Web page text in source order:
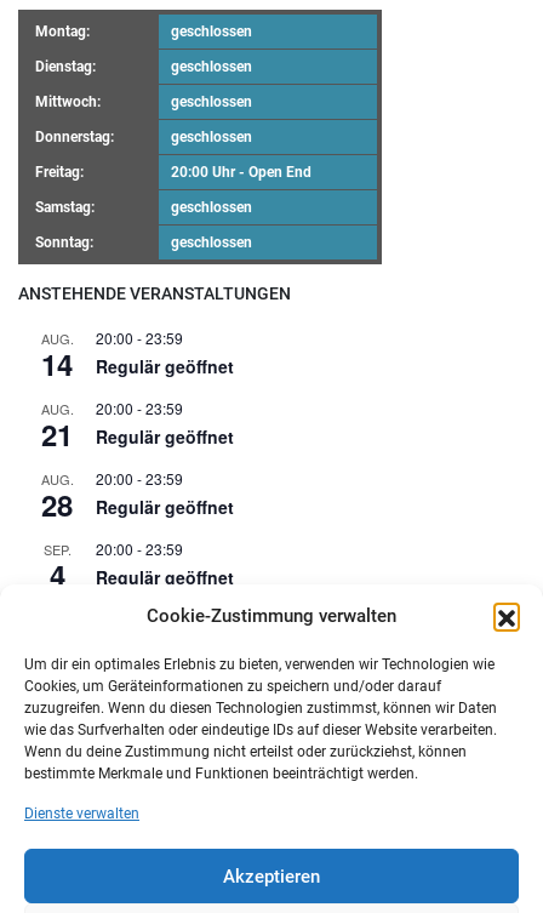
Cookie-Zustimmung verwalten
Um dir ein optimales Erlebnis zu bieten, verwenden wir Technologien wie
Cookies, um Geräteinformationen zu speichern und/oder darauf
zuzugreifen. Wenn du diesen Technologien zustimmst, können wir Daten
wie das Surfverhalten oder eindeutige IDs auf dieser Website verarbeiten.
Wenn du deine Zustimmung nicht erteilst oder zurückziehst, können
bestimmte Merkmale und Funktionen beeinträchtigt werden.
Dienste verwalten
Akzeptieren
Montag: geschlossen
Dienstag: geschlossen
Mittwoch: geschlossen
Donnerstag: geschlossen
Freitag: 20:00 Uhr - Open End
Samstag: geschlossen
Sonntag: geschlossen
ANSTEHENDE VERANSTALTUNGEN
AUG.
14
20:00 -23:59
Regulär geöffnet
AUG.
21
20:00 -23:59
Regulär geöffnet
AUG.
28
20:00 -23:59
Regulär geöffnet
SEP.
4
20:00 -23:59
Regulär geöffnet
23:59
Kalender anzeigen
NEUSTE BEITRÄGE
Maker Faire Heilbronn
Demoscene Night